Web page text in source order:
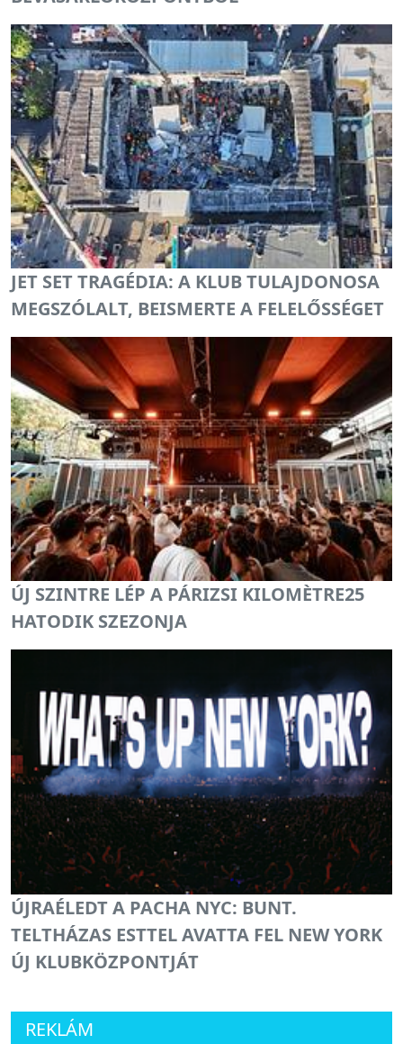
JET SET TRAGÉDIA: A KLUB TULAJDONOSA
MEGSZÓLALT, BEISMERTE A FELELŐSSÉGET
ÚJ SZINTRE LÉP A PÁRIZSI KILOMÈTRE25
HATODIK SZEZONJA
ÚJRAÉLEDT A PACHA NYC: BUNT.
TELTHÁZAS ESTTEL AVATTA FEL NEW YORK
ÚJ KLUBKÖZPONTJÁT
REKLÁM